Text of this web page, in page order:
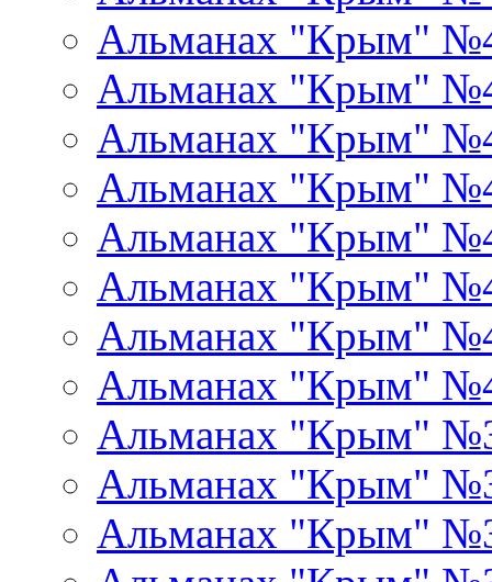
Альманах "Крым"
Альманах "Крым"
Альманах "Крым"
Альманах "Крым"
Альманах "Крым"
Альманах "Крым"
Альманах "Крым"
Альманах "Крым"
Альманах "Крым"
Альманах "Крым"
Альманах "Крым"